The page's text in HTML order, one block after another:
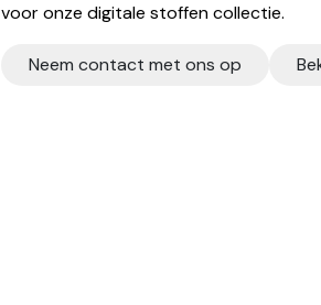
voor onze digitale stoffen collectie.
Neem contact met ons op